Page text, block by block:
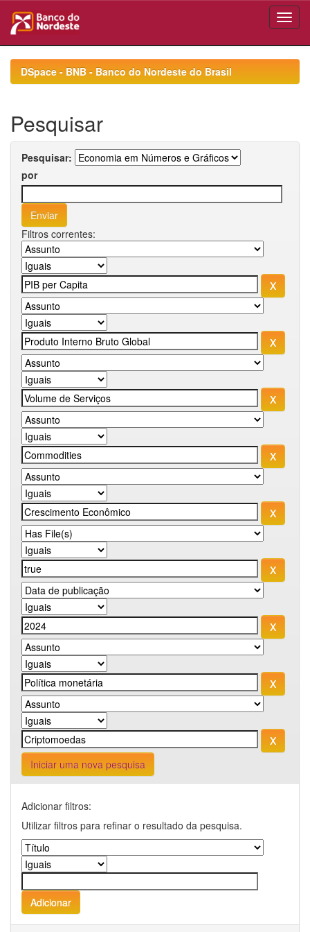
navigationDSpace - BNB - Banco do Nordeste do Brasil
Pesquisar
Pesquisar:
por
Filtros correntes:
Iniciar uma nova pesquisa
Adicionar filtros:
Utilizar filtros para refinar o resultado da pesquisa.